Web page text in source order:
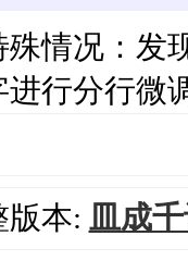
殊情况：发
进行分行微
版本: 皿成